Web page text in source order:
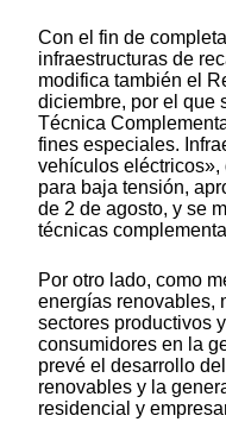
Con el fin de
infraestructuras de
modifica también el
diciembre, por el que
Técnica
fines especiales.
vehículos
para baja tensión,
de 2 de agosto, y se
técnicas
Por otro lado, como
energías renovables,
sectores productivos
consumidores en la
prevé el desarrollo
renovables y la
residencial y